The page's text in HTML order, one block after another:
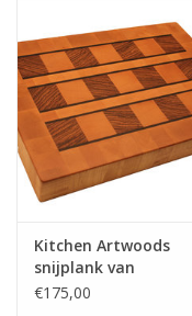
Kitchen Artwoods
snijplank van
gestoomd beuken,
€175,00